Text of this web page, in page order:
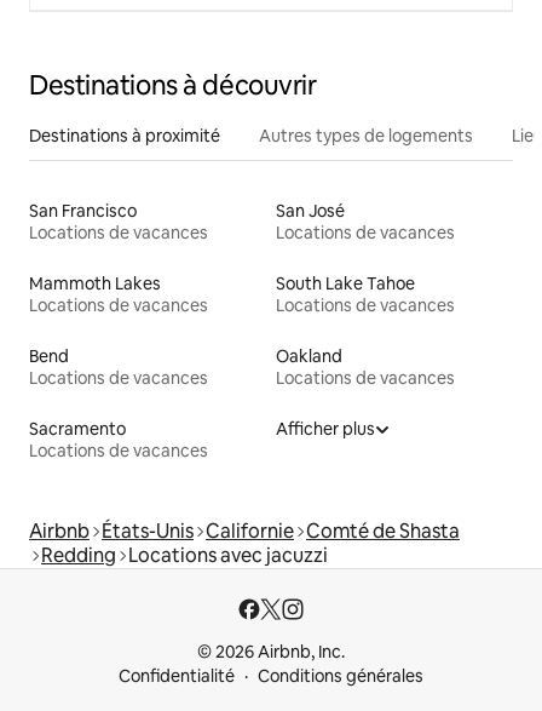
Destinations à découvrir
Destinations à proximité Autres types de logements
San Francisco
Locations de vacances
San José
Locations de vacances
Mammoth Lakes
Locations de vacances
South Lake Tahoe
Locations de vacances
Bend
Locations de vacances
Oakland
Locations de vacances
Sacramento
Locations de vacances
Afficher plus
Airbnb États-Unis Californie Comté de Shasta
Redding Locations avec jacuzzi
© 2026 Airbnb, Inc.
Confidentialité
Conditions générales